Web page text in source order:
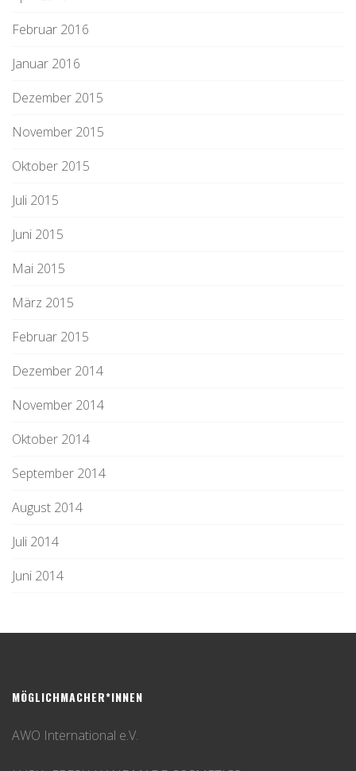
Februar 2016
Januar 2016
Dezember 2015
November 2015
Oktober 2015
Juli 2015
Juni 2015
Mai 2015
März 2015
Februar 2015
Dezember 2014
November 2014
Oktober 2014
September 2014
August 2014
Juli 2014
Juni 2014
MÖGLICHMACHER*INNEN
AWO International e.V.